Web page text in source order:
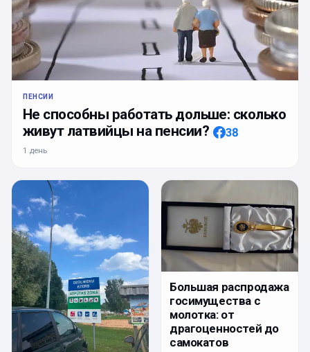
ПЕНСИИ
Не способны работать дольше: сколько
живут латвийцы на пенсии?
38
1 день
Большая распродажа
госимущества с
молотка: от
драгоценностей до
самокатов